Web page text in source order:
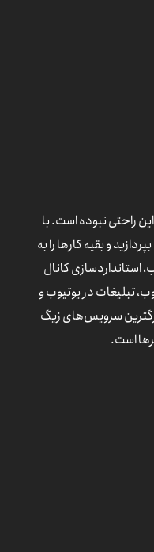
راحتی نبوده است. با
و بقیه کارها را به
استانداردسازی کانال
تبلیغات در یوتیوب و
سرویس‌های زیگ
است.